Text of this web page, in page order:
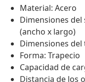
Material: Acero
Dimensiones del
(ancho x largo)
Dimensiones del
Forma: Trapecio
Capacidad de
Distancia de los